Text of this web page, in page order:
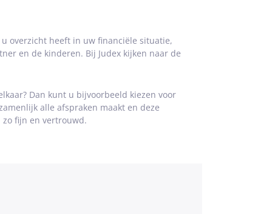
overzicht heeft in uw financiële situatie,
en de kinderen. Bij Judex kijken naar de
Dan kunt u bijvoorbeeld kiezen voor
alle afspraken maakt en deze
fijn en vertrouwd.